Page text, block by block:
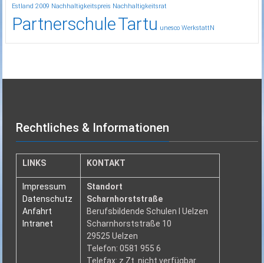
Estland 2009 Nachhaltigkeitspreis Nachhaltigkeitsrat
PartnerschuleTartu unesco WerkstattN
Rechtliches & Informationen
LINKS KONTAKT
Impressum
Datenschutz
Anfahrt
Intranet
Standort
Scharnhorststraße
Berufsbildende Schulen I Uelzen
Scharnhorststraße 10
29525 Uelzen
Telefon: 0581 955 6
Telefax: z.Zt. nicht verfügbar